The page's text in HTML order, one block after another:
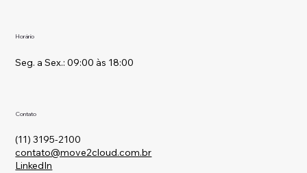
Horário
Seg. a Sex.: 09:00 às 18:00
Contato
(11) 3195-2100
contato@move2cloud.com.br
LinkedIn